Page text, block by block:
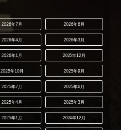
2026年7月 2026年6月
2026年4月 2026年3月
2026年1月 2025年12月
2025年10月 2025年9月
2025年7月 2025年6月
2025年4月 2025年3月
2025年1月 2024年12月